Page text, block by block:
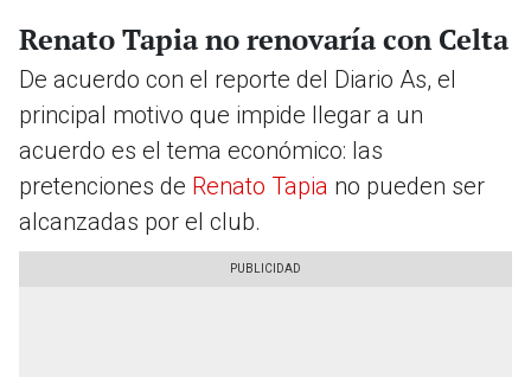
Renato Tapia no renovaría con Celta
De acuerdo con el reporte del Diario As, el
principal motivo que impide llegar a un
acuerdo es el tema económico: las
pretenciones de Renato Tapia no pueden ser
alcanzadas por el club.